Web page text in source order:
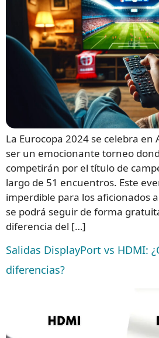
La Eurocopa 2024 se celebra
ser un emocionante torneo
competirán por el título de
largo de 51 encuentros. Este
imperdible para los aficionados
se podrá seguir de forma
diferencia del […]
Salidas DisplayPort vs HDMI:
diferencias?